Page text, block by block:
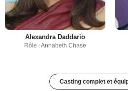
Alexandra Daddario
Rôle : Annabeth Chase
Casting complet et